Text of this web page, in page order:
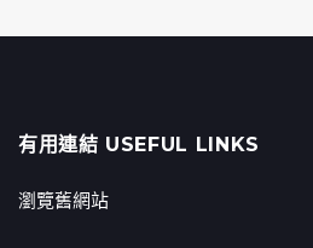
有用連結 USEFUL LINKS
瀏覽舊網站